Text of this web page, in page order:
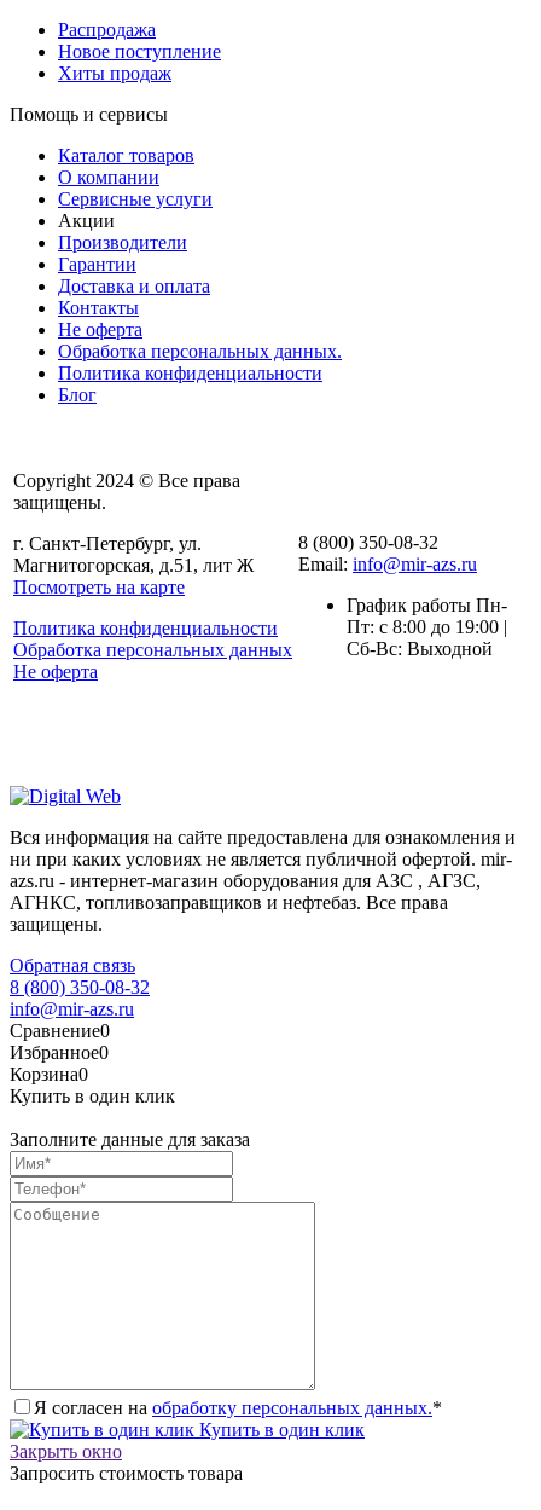
Распродажа
Новое поступление
Хиты продаж
Помощь и сервисы
Каталог товаров
О компании
Сервисные услуги
Акции
Производители
Гарантии
Доставка и оплата
Контакты
Не оферта
Обработка персональных данных.
Политика конфиденциальности
Блог
Copyright 2024 © Все права
защищены.
г. Санкт-Петербург, ул.
Магнитогорская, д.51, лит Ж
Посмотреть на карте
Политика конфиденциальности
Обработка персональных данных
Не оферта
8 (800) 350-08-32
Email: info@mir-azs.ru
График работы Пн-
Пт: с 8:00 до 19:00 |
Сб-Вс: Выходной
Вся информация на сайте предоставлена для ознакомления и
ни при каких условиях не является публичной офертой. mir-
azs.ru - интернет-магазин оборудования для АЗС , АГЗС,
АГНКС, топливозаправщиков и нефтебаз. Все права
защищены.
Обратная связь
8 (800) 350-08-32
info@mir-azs.ru
Сравнение0
Избранное0
Корзина0
Купить в один клик
Заполните данные для заказа
Я согласен на обработку персональных данных.*
Купить в один клик
Закрыть окно
Запросить стоимость товара